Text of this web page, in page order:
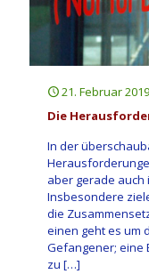
21. Februar 2019
Die
In der
aber gerade
Insbesondere
die
einen geht es um
Gefangener; eine
zu […]